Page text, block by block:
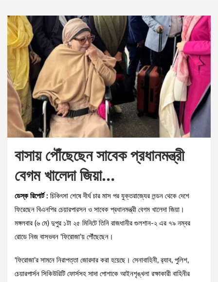
বাসায় পৌঁছেছেন সাবেক প্রধানমন্ত্রী
বেগম খালেদা জিয়া…
ডেস্ক রিপোর্ট : চিকিৎসা শেষে দীর্ঘ চার মাস পর যুক্তরাজ্যের লন্ডন থেকে দেশে
ফিরেছেন বিএনপির চেয়ারপারসন ও সাবেক প্রধানমন্ত্রী বেগম খালেদা জিয়া।
মঙ্গলবার (৬ মে) দুপুর ১টা ২৫ মিনিটে তিনি রাজধানীর গুলশান-২ এর ৭৯ নম্বর
রোডে নিজ বাসভবন ‌‘ফিরোজা’য় পৌঁছেছেন।
‘ফিরোজা’র সামনে নিরাপত্তা জোরদার করা হয়েছে। সেনাবাহিনী, র‌্যাব, পুলিশ,
চেয়ারপার্সন সিকিউরিটি ফোর্সসহ সাদা পোশাকে আইনশৃঙ্খলা রক্ষাকারী বাহিনীর